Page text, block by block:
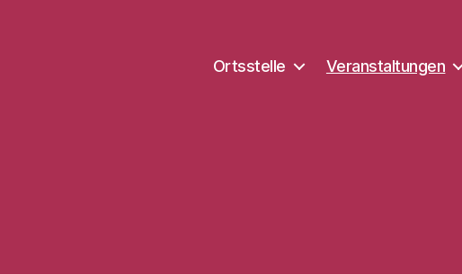
Ortsstelle Veranstaltungen